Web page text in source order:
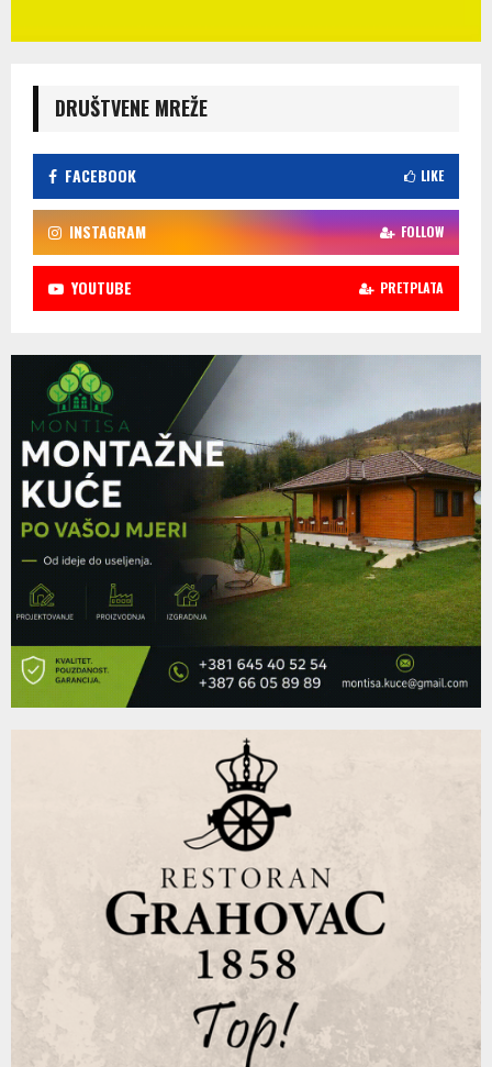
DRUŠTVENE MREŽE
FACEBOOK LIKE
INSTAGRAM FOLLOW
YOUTUBE PRETPLATA